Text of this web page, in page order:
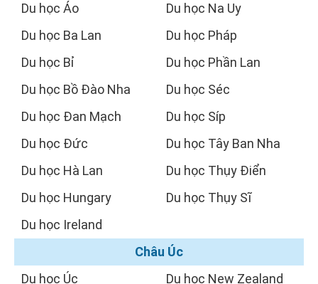
Du học Áo
Du học Ba Lan
Du học Bỉ
Du học Bồ Đào Nha
Du học Đan Mạch
Du học Đức
Du học Hà Lan
Du học Hungary
Du học Ireland
Du học Na Uy
Du học Pháp
Du học Phần Lan
Du học Séc
Du học Síp
Du học Tây Ban Nha
Du học Thụy Điển
Du học Thụy Sĩ
Châu Úc
Du học Úc
Du học New Zealand